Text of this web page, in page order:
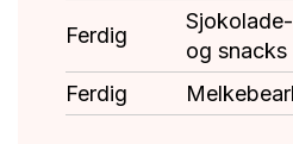
Ferdig
og snacks
Ferdig